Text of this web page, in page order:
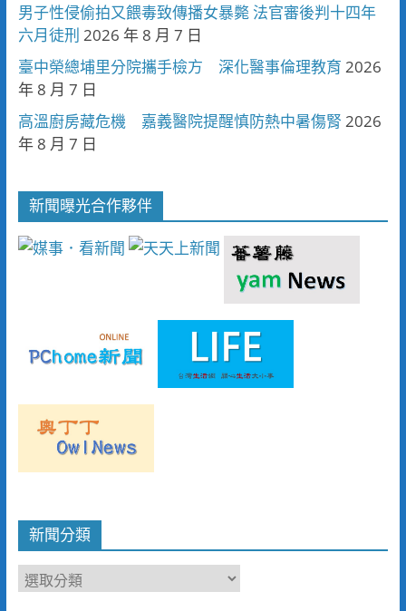
男子性侵偷拍又餵毒致傳播女暴斃 法官審後判十四年
六月徒刑 2026 年 8 月 7 日
臺中榮總埔里分院攜手檢方 深化醫事倫理教育 2026
年 8 月 7 日
高溫廚房藏危機 嘉義醫院提醒慎防熱中暑傷腎 2026
年 8 月 7 日
新聞曝光合作夥伴
新聞分類
新